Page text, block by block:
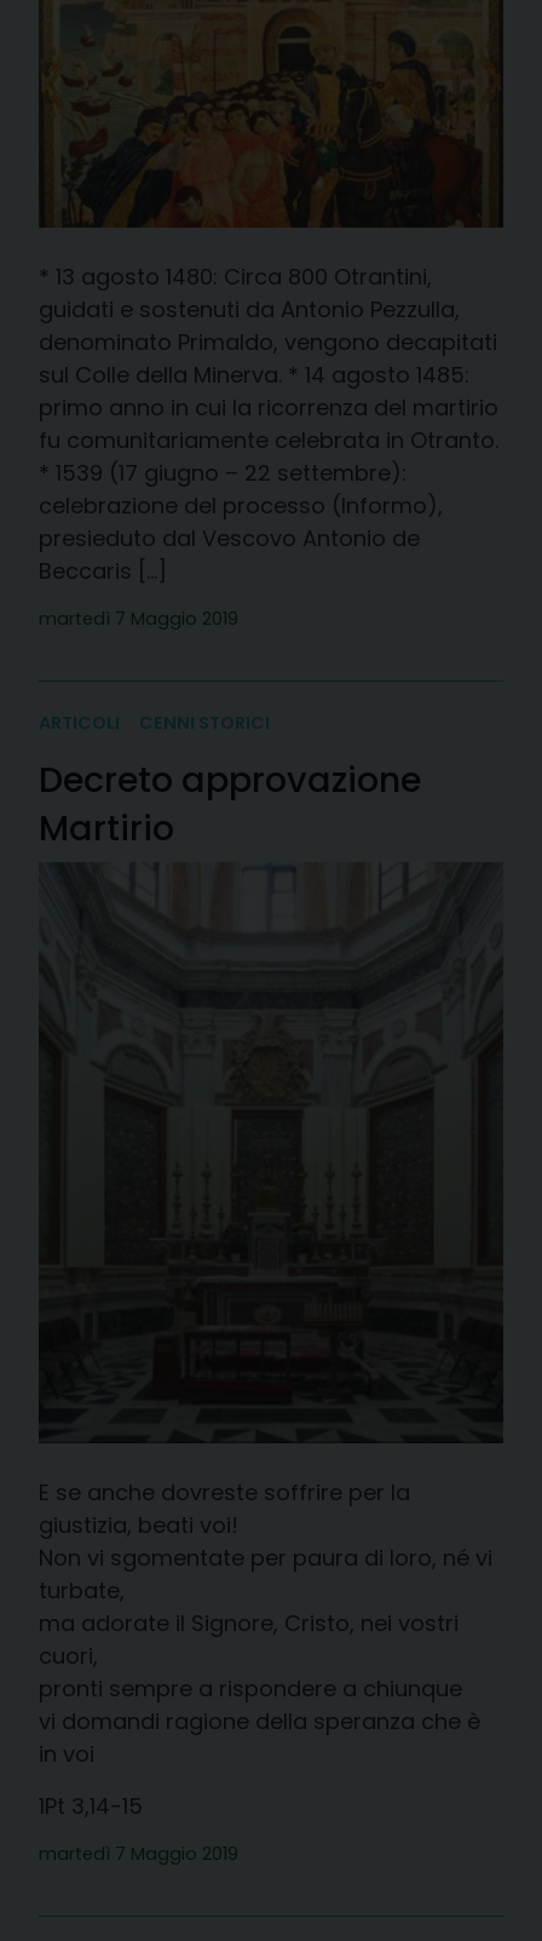
* 13 agosto 1480: Circa 800 Otrantini,
guidati e sostenuti da Antonio Pezzulla,
denominato Primaldo, vengono decapitati
sul Colle della Minerva. * 14 agosto 1485:
primo anno in cui la ricorrenza del martirio
fu comunitariamente celebrata in Otranto.
* 1539 (17 giugno – 22 settembre):
celebrazione del processo (Informo),
presieduto dal Vescovo Antonio de
Beccaris […]
martedì 7 Maggio 2019
ARTICOLI CENNI STORICI
Decreto approvazione
Martirio
E se anche dovreste soffrire per la
giustizia, beati voi!
Non vi sgomentate per paura di loro, né vi
turbate,
ma adorate il Signore, Cristo, nei vostri
cuori,
pronti sempre a rispondere a chiunque
vi domandi ragione della speranza che è
in voi
1Pt 3,14-15
martedì 7 Maggio 2019